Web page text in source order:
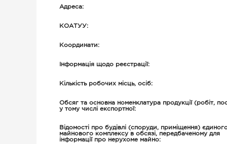
Адреса:
КОАТУУ:
Координати:
Інформація щодо реєстрації:
Кількість робочих місць, oсiб:
Обсяг та основна номенклатура продукції (робіт,
у тому числі експортної:
Відомості про будівлі (споруди, приміщення)
майнового комплексу в обсязі, передбаченому для
інформації про нерухоме майно: